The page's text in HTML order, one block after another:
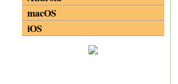
macOS
iOS